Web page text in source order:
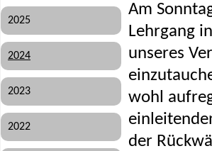
2025
2024
2023
2022
Am
Lehrgang
unseres
wohl
der